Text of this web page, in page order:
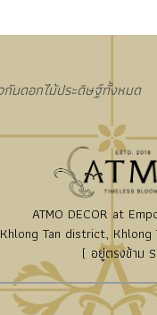
กันดอกไม้ประดิษฐ์ทั้งหมด
ATMO DECOR at
Tan district,
( อยู่ตรงข้าม